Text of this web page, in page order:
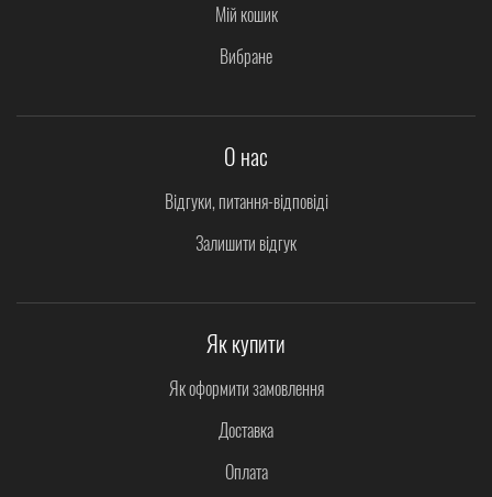
Мій кошик
Вибране
О нас
Відгуки, питання-відповіді
Залишити відгук
Як купити
Як оформити замовлення
Доставка
Оплата